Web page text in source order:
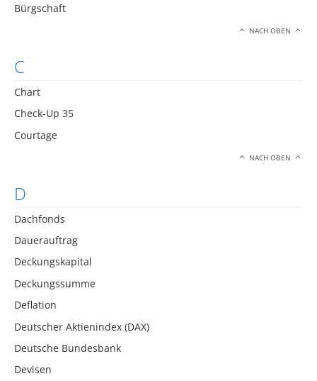
Bürgschaft
NACH OBEN
C
Chart
Check-Up 35
Courtage
NACH OBEN
D
Dachfonds
Dauerauftrag
Deckungskapital
Deckungssumme
Deflation
Deutscher Aktienindex (DAX)
Deutsche Bundesbank
Devisen